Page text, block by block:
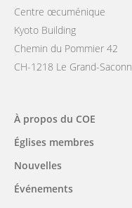
Centre œcuménique
Kyoto Building
Chemin du Pommier 42
CH-1218 Le Grand-
Main
navigation
À propos du COE
Églises membres
Nouvelles
Événements